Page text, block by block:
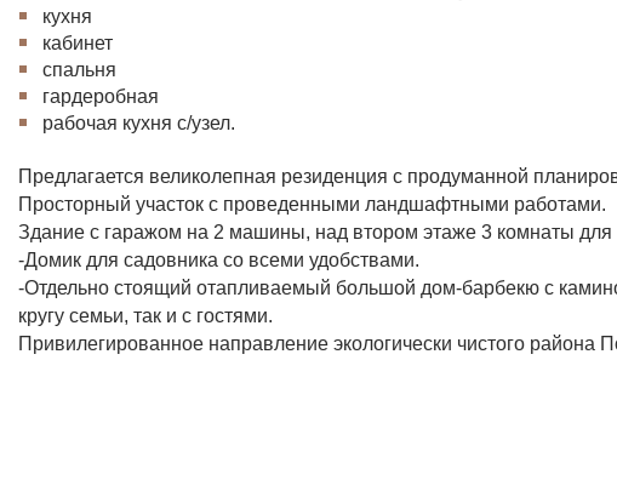
кухня
кабинет
спальня
гардеробная
рабочая кухня с/узел.
Предлагается великолепная резиденция с продуманной
Просторный участок с проведенными ландшафтными работами.
Здание с гаражом на 2 машины, над втором этаже 3 комнаты для
-Домик для садовника со всеми удобствами.
-Отдельно стоящий отапливаемый большой дом-барбекю с
кругу семьи, так и с гостями.
Привилегированное направление экологически чистого района